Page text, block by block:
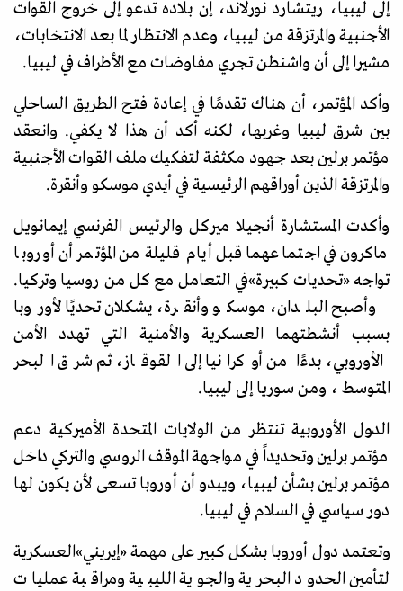
إلى ليبيا، ريتشارد نورلاند، إن بلاده تدعو إلى خروج القوات
الأجنبية والمرتزقة من ليبيا، وعدم الانتظار لما بعد الانتخابات،
مشيرا إلى أن واشنطن تجري مفاوضات مع الأطراف في ليبيا.
وأكد المؤتمر، أن هناك تقدمًا في إعادة فتح الطريق الساحلي
بين شرق ليبيا وغربها، لكنه أكد أن هذا لا يكفي. وانعقد
مؤتمر برلين بعد جهود مكثفة لتفكيك ملف القوات الأجنبية
والمرتزقة الذين أوراقهم الرئيسية في أيدي موسكو وأنقرة.
وأكدت المستشارة أنجيلا ميركل والرئيس الفرنسي إيمانويل
ماكرون في اجتماعهما قبل أيام قليلة من المؤتمر أن أوروبا
تواجه«تحديات كبيرة»في التعامل مع كل من روسيا وتركيا.
وأصبح البلدان، موسكو وأنقرة، يشكلان تحديًا لأوروبا
بسبب أنشطتهما العسكرية والأمنية التي تهدد الأمن
الأوروبي، بدءًا من أوكرانيا إلى القوقاز، ثم شرق البحر
المتوسط ​​، ومن سوريا إلى ليبيا.
الدول الأوروبية تنتظر من الولايات المتحدة الأميركية دعم
مؤتمر برلين وتحديداً في مواجهة الموقف الروسي والتركي داخل
مؤتمر برلين بشأن ليبيا، ويبدو أن أوروبا تسعى لأن يكون لها
دور سياسي في السلام في ليبيا.
وتعتمد دول أوروبا بشكل كبير على مهمة«إيريني»العسكرية
لتأمين الحدود البحرية والجوية الليبية ومراقبة عمليات